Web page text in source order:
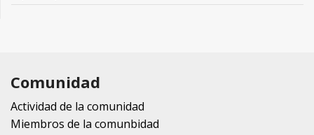
Comunidad
Actividad de la comunidad
Miembros de la comunbidad